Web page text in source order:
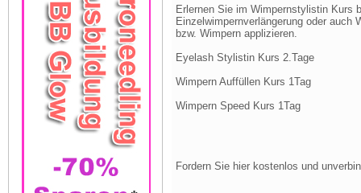
Erlernen Sie im Wimpernstylistin Kurs
Einzelwimpernverlängerung oder auch
bzw. Wimpern applizieren.
Eyelash Stylistin Kurs 2.Tage
Wimpern Auffüllen Kurs 1Tag
Wimpern Speed Kurs 1Tag
Fordern Sie hier kostenlos und